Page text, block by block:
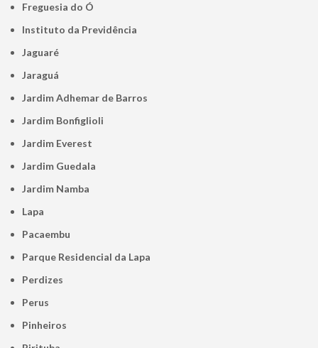
Freguesia do Ó
Instituto da Previdência
Jaguaré
Jaraguá
Jardim Adhemar de Barros
Jardim Bonfiglioli
Jardim Everest
Jardim Guedala
Jardim Namba
Lapa
Pacaembu
Parque Residencial da Lapa
Perdizes
Perus
Pinheiros